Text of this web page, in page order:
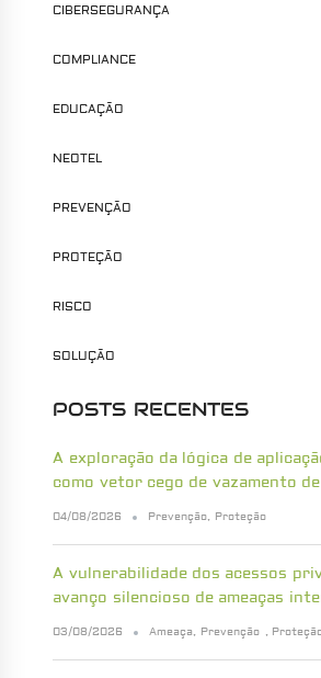
CIBERSEGURANÇA
COMPLIANCE
EDUCAÇÃO
NEOTEL
PREVENÇÃO
PROTEÇÃO
RISCO
SOLUÇÃO
POSTS RECENTES
A exploração da lógica de
como vetor cego de vazamento
04/08/2026 Prevenção, Proteção
A vulnerabilidade dos acessos
avanço silencioso de ameaças
03/08/2026 Ameaça, Prevenção ,